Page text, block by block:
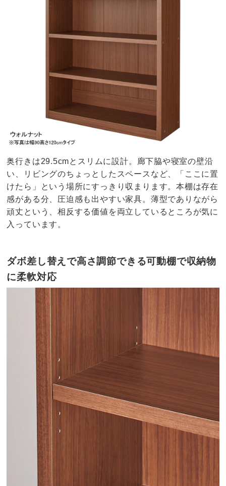
奥行きは29.5cmとスリムに設計。廊下脇や寝室の壁沿
い、リビングのちょっとしたスペースなど、「ここに置
けたら」という場所にすっきり収まります。本棚は存在
感がある分、圧迫感も出やすい家具。薄型でありながら
頑丈という、相反する価値を両立しているところが気に
入っています。
ダボ差し替えで高さ調節できる可動棚で収納物
に柔軟対応